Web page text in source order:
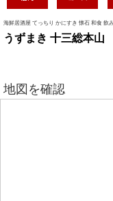
海鮮居酒屋 てっちり かにすき 懐石 和食 飲
うずまき 十三総本山
地図を確認